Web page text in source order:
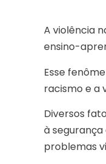
A violência
ensino-
Esse
racismo e a
Diversos
à
problemas